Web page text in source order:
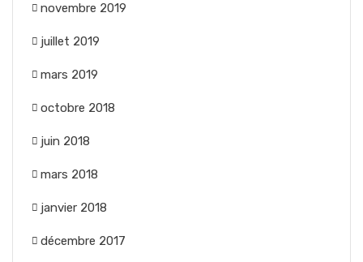
novembre 2019
juillet 2019
mars 2019
octobre 2018
juin 2018
mars 2018
janvier 2018
décembre 2017